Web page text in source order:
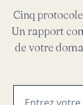
Cinq
Un rapport
de votre